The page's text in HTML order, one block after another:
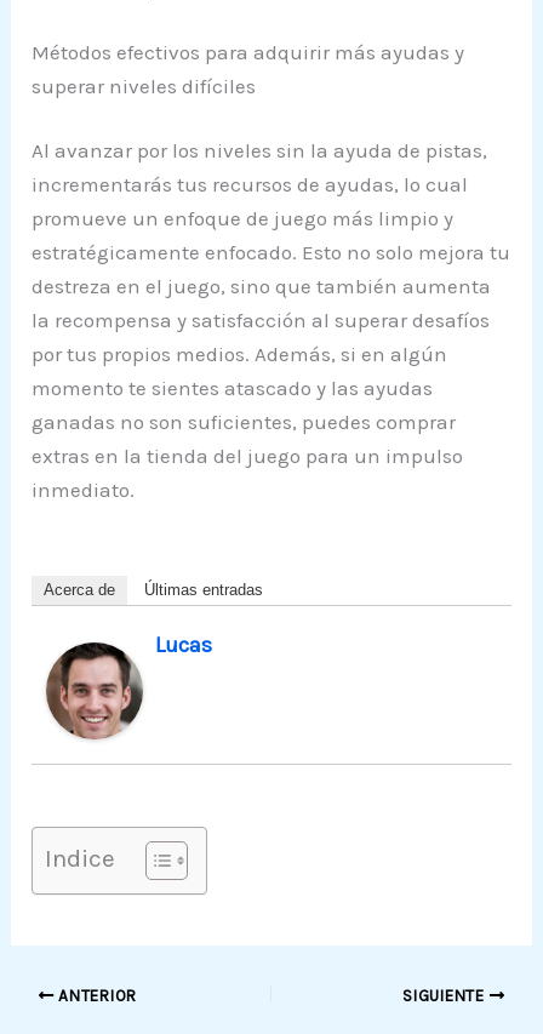
Métodos efectivos para adquirir más ayudas y
superar niveles difíciles
Al avanzar por los niveles sin la ayuda de pistas,
incrementarás tus recursos de ayudas, lo cual
promueve un enfoque de juego más limpio y
estratégicamente enfocado. Esto no solo mejora tu
destreza en el juego, sino que también aumenta
la recompensa y satisfacción al superar desafíos
por tus propios medios. Además, si en algún
momento te sientes atascado y las ayudas
ganadas no son suficientes, puedes comprar
extras en la tienda del juego para un impulso
inmediato.
Acerca de Últimas entradas
Lucas
Indice
ANTERIOR SIGUIENTE